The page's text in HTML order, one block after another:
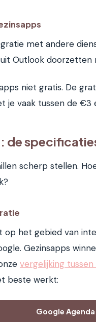
met andere
Outlook doorzetten
niet gratis. De
je vaak tussen de
de
scherp stellen.
op het gebied van
Gezinsapps
vergelijking
beste werkt:
Google Agenda